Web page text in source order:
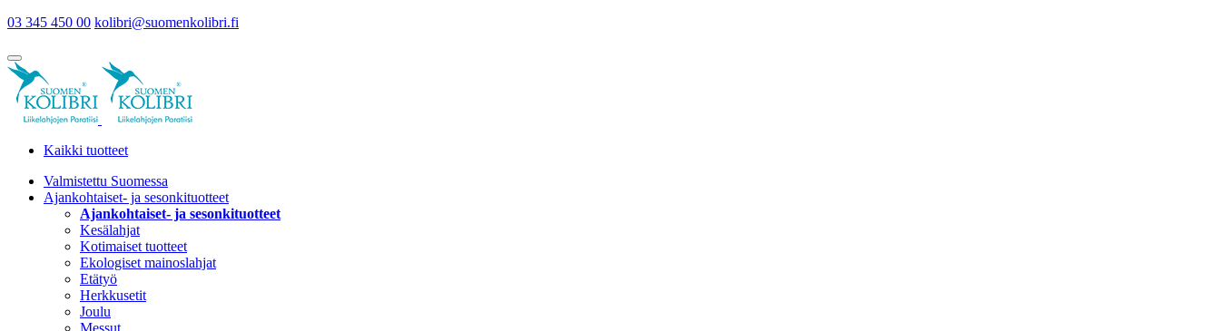
03 345 450 00 kolibri@suomenkolibri.fi
Kaikki tuotteet
Valmistettu Suomessa
Ajankohtaiset- ja sesonkituotteet
Ajankohtaiset- ja sesonkituotteet
Kesälahjat
Kotimaiset tuotteet
Ekologiset mainoslahjat
Etätyö
Herkkusetit
Joulu
Messut